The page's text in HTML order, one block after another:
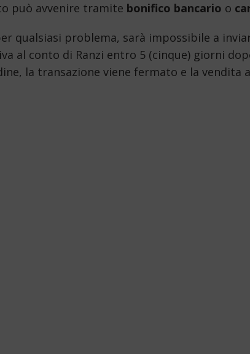
può avvenire tramite bonifico bancario o
qualsiasi problema, sarà impossibile a
al conto di Ranzi entro 5 (cinque) giorni
la transazione viene fermato e la vendita